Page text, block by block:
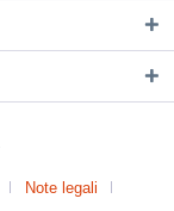
Note legali